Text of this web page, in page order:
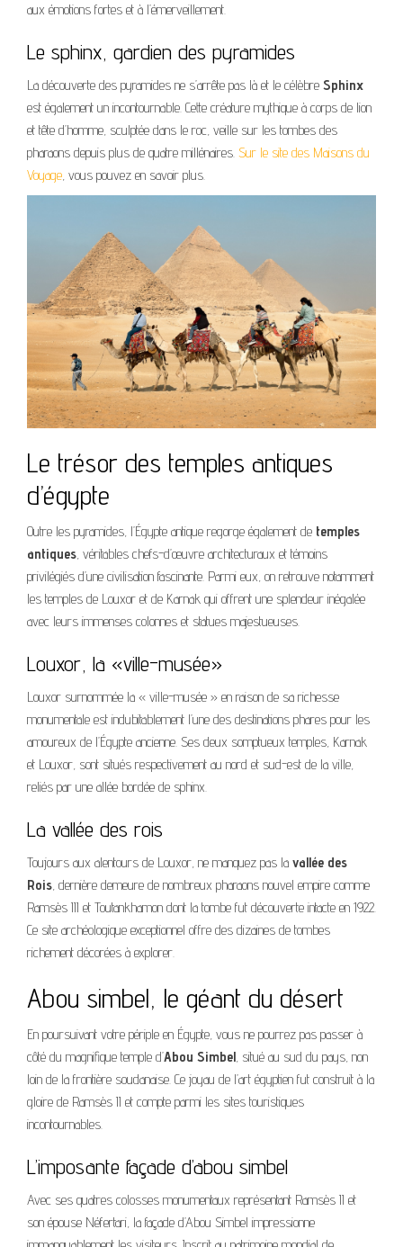
aux émotions fortes et à l’émerveillement.
Le sphinx, gardien des pyramides
La découverte des pyramides ne s’arrête pas là et le célèbre Sphinx
est également un incontournable. Cette créature mythique à corps de lion
et tête d’homme, sculptée dans le roc, veille sur les tombes des
pharaons depuis plus de quatre millénaires. Sur le site des Maisons du
Voyage, vous pouvez en savoir plus.
Le trésor des temples antiques
d’égypte
Outre les pyramides, l’Égypte antique regorge également de temples
antiques, véritables chefs-d’œuvre architecturaux et témoins
privilégiés d’une civilisation fascinante. Parmi eux, on retrouve notamment
les temples de Louxor et de Karnak qui offrent une splendeur inégalée
avec leurs immenses colonnes et statues majestueuses.
Louxor, la «ville-musée»
Louxor surnommée la « ville-musée » en raison de sa richesse
monumentale est indubitablement l’une des destinations phares pour les
amoureux de l’Égypte ancienne. Ses deux somptueux temples, Karnak
et Louxor, sont situés respectivement au nord et sud-est de la ville,
reliés par une allée bordée de sphinx.
La vallée des rois
Toujours aux alentours de Louxor, ne manquez pas la vallée des
Rois, dernière demeure de nombreux pharaons nouvel empire comme
Ramsès III et Toutankhamon dont la tombe fut découverte intacte en 1922.
Ce site archéologique exceptionnel offre des dizaines de tombes
richement décorées à explorer.
Abou simbel, le géant du désert
En poursuivant votre périple en Égypte, vous ne pourrez pas passer à
côté du magnifique temple d’Abou Simbel, situé au sud du pays, non
loin de la frontière soudanaise. Ce joyau de l’art égyptien fut construit à la
gloire de Ramsès II et compte parmi les sites touristiques
incontournables.
L’imposante façade d’abou simbel
Avec ses quatres colosses monumentaux représentant Ramsès II et
son épouse Néfertari, la façade d’Abou Simbel impressionne